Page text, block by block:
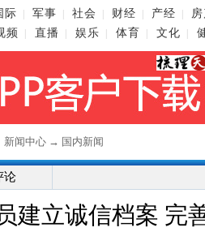
际 军事 社会 财经 产经
频 直播 娱乐 体育 文化
新闻中心 → 国内新闻
论
建立诚信档案 完